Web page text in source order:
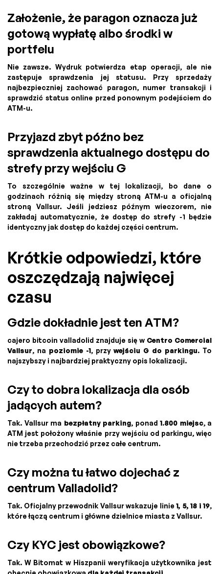
Założenie, że paragon oznacza już
gotową wypłatę albo środki w
portfelu
Nie zawsze. Wydruk potwierdza etap operacji, ale nie
zastępuje sprawdzenia jej statusu. Przy sprzedaży
najbezpieczniej zachować paragon, numer transakcji i
sprawdzić status online przed ponownym podejściem do
ATM-u.
Przyjazd zbyt późno bez
sprawdzenia aktualnego dostępu do
strefy przy wejściu G
To szczególnie ważne w tej lokalizacji, bo dane o
godzinach różnią się między stroną ATM-u a oficjalną
stroną Vallsur. Jeśli jedziesz późnym wieczorem, nie
zakładaj automatycznie, że dostęp do strefy -1 będzie
identyczny jak dostęp do każdej części centrum.
Krótkie odpowiedzi, które
oszczędzają najwięcej
czasu
Gdzie dokładnie jest ten ATM?
cajero bitcoin valladolid znajduje się w Centro Comercial
Vallsur, na poziomie -1, przywejściu G do parkingu. To
najszybszy i najbardziej praktyczny opis lokalizacji.
Czy to dobra lokalizacja dla osób
jadących autem?
Tak. Vallsur ma bezpłatny parking, ponad 1.800 miejsc, a
ATM jest położony właśnie przy wejściu od parkingu, więc
nie trzeba przechodzić przez całe centrum.
Czy można tu łatwo dojechać z
centrum Valladolid?
Tak. Oficjalny przewodnik Vallsur wskazuje linie 1, 5, 18 i 19,
które łączą centrum i główne dzielnice miasta z Vallsur.
Czy KYC jest obowiązkowe?
Tak. W Bitomat w Hiszpanii weryfikacja użytkownika jest